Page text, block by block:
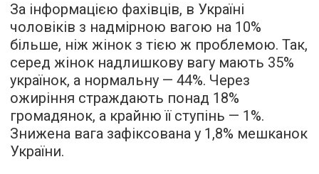
За інформацією фахівців, в Україні
чоловіків з надмірною вагою на 10%
більше, ніж жінок з тією ж проблемою. Так,
серед жінок надлишкову вагу мають 35%
українок, а нормальну — 44%. Через
ожиріння страждають понад 18%
громадянок, а крайню її ступінь — 1%.
Знижена вага зафіксована у 1,8% мешканок
України.